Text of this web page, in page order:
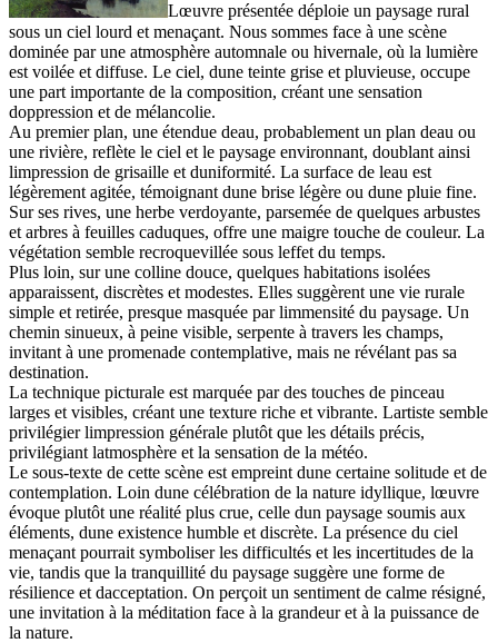
Lœuvre présentée déploie un paysage rural
sous un ciel lourd et menaçant. Nous sommes face à une scène
dominée par une atmosphère automnale ou hivernale, où la lumière
est voilée et diffuse. Le ciel, dune teinte grise et pluvieuse, occupe
une part importante de la composition, créant une sensation
doppression et de mélancolie.
Au premier plan, une étendue deau, probablement un plan deau ou
une rivière, reflète le ciel et le paysage environnant, doublant ainsi
limpression de grisaille et duniformité. La surface de leau est
légèrement agitée, témoignant dune brise légère ou dune pluie fine.
Sur ses rives, une herbe verdoyante, parsemée de quelques arbustes
et arbres à feuilles caduques, offre une maigre touche de couleur. La
végétation semble recroquevillée sous leffet du temps.
Plus loin, sur une colline douce, quelques habitations isolées
apparaissent, discrètes et modestes. Elles suggèrent une vie rurale
simple et retirée, presque masquée par limmensité du paysage. Un
chemin sinueux, à peine visible, serpente à travers les champs,
invitant à une promenade contemplative, mais ne révélant pas sa
destination.
La technique picturale est marquée par des touches de pinceau
larges et visibles, créant une texture riche et vibrante. Lartiste semble
privilégier limpression générale plutôt que les détails précis,
privilégiant latmosphère et la sensation de la météo.
Le sous-texte de cette scène est empreint dune certaine solitude et de
contemplation. Loin dune célébration de la nature idyllique, lœuvre
évoque plutôt une réalité plus crue, celle dun paysage soumis aux
éléments, dune existence humble et discrète. La présence du ciel
menaçant pourrait symboliser les difficultés et les incertitudes de la
vie, tandis que la tranquillité du paysage suggère une forme de
résilience et dacceptation. On perçoit un sentiment de calme résigné,
une invitation à la méditation face à la grandeur et à la puissance de
la nature.